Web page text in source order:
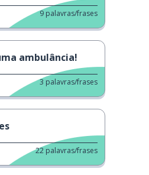
9 palavras/frases
ambulância!
3 palavras/frases
22 palavras/frases